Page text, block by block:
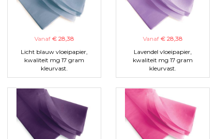
Vanaf € 28,38
Licht blauw vloeipapier,
kwaliteit mg 17 gram
kleurvast.
Vanaf € 28,38
Lavendel vloeipapier,
kwaliteit mg 17 gram
kleurvast.